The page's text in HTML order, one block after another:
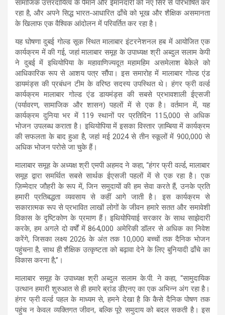
सामाजिक उत्तरदायित्व के पैमाने और ईमानदारी को नए सिरे से परिभाषित कर
रहा है, और अपने सिद्ध भारत-आधारित ढाँचे को भूख और शैक्षिक असमानता
के खिलाफ एक वैश्विक आंदोलन में परिवर्तित कर रहा है।
यह घोषणा दुबई गोल्ड सूक स्थित मालाबार इंटरनेशनल हब में आयोजित एक
कार्यक्रम में की गई, जहां मालाबार समूह के उपाध्यक्ष श्री अब्दुल सलाम केपी
ने दुबई में इथियोपिया के महावाणिज्यदूत महामहिम असमेलाश बेकेले को
आधिकारिक रूप से आशय पत्र सौंपा। इस समारोह में मालाबार गोल्ड एंड
डायमंड्स की प्रबंधन टीम के वरिष्ठ सदस्य उपस्थित थे। हंगर फ्री वर्ल्ड
कार्यक्रम मालाबार गोल्ड एंड डायमंड्स की सबसे प्रभावशाली ईएसजी
(पर्यावरण, सामाजिक और शासन) पहलों में से एक है। वर्तमान में, यह
कार्यक्रम दुनिया भर में 119 स्थानों पर प्रतिदिन 115,000 से अधिक
भोजन उपलब्ध कराता है। इथियोपिया में इसका विस्तार ज़ाम्बिया में कार्यक्रम
की सफलता के बाद हुआ है, जहां मई 2024 से तीन स्कूलों में 900,000 से
अधिक भोजन परोसे जा चुके हैं।
मालाबार समूह के अध्यक्ष श्री एमपी अहमद ने कहा, “हंगर फ्री वर्ल्ड, मालाबार
समूह द्वारा समर्थित सबसे सार्थक ईएसजी पहलों में से एक रहा है। एक
ज़िम्मेदार जौहरी के रूप में, जिन समुदायों की हम सेवा करते हैं, उनके प्रति
हमारी प्रतिबद्धता व्यवसाय से कहीं आगे जाती है। इस कार्यक्रम से
सकारात्मक रूप से प्रभावित लाखों लोगों के जीवन हमारे सतत और समावेशी
विकास के दृष्टिकोण के प्रमाण हैं। इथियोपियाई सरकार के साथ साझेदारी
करके, हम अगले दो वर्षों में 864,000 अमेरिकी डॉलर से अधिक का निवेश
करेंगे, जिसका लक्ष्य 2026 के अंत तक 10,000 बच्चों तक दैनिक भोजन
पहुंचना है, साथ ही शैक्षिक उत्कृष्टता को बढ़ावा देने के लिए बुनियादी ढाँचे का
विकास करना है,”।
मालाबार समूह के उपाध्यक्ष श्री अब्दुल सलाम के.पी. ने कहा, “सामुदायिक
उत्थान हमारी शुरुआत से ही हमारे ब्रांड डीएनए का एक अभिन्न अंग रहा है।
हंगर फ्री वर्ल्ड पहल के माध्यम से, हमने देखा है कि कैसे दैनिक पोषण तक
पहुंच न केवल व्यक्तिगत जीवन, बल्कि पूरे समुदाय को बदल सकती है। इस